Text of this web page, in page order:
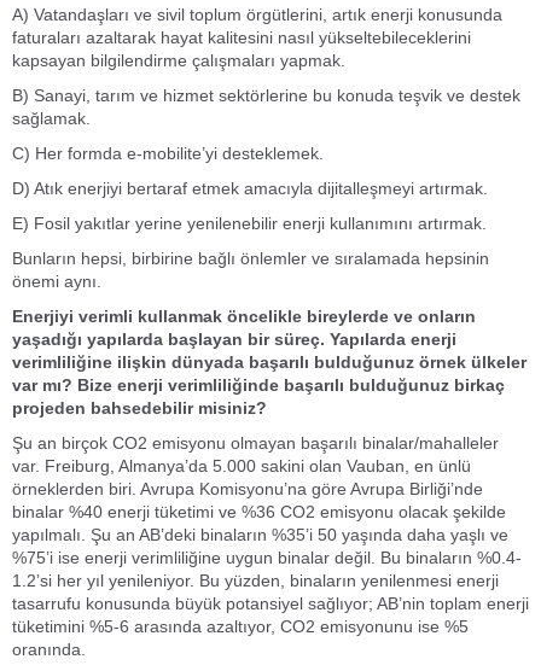
A) Vatandaşları ve sivil toplum örgütlerini, artık enerji konusunda
faturaları azaltarak hayat kalitesini nasıl yükseltebileceklerini
kapsayan bilgilendirme çalışmaları yapmak.
B) Sanayi, tarım ve hizmet sektörlerine bu konuda teşvik ve destek
sağlamak.
C) Her formda e-mobilite’yi desteklemek.
D) Atık enerjiyi bertaraf etmek amacıyla dijitalleşmeyi artırmak.
E) Fosil yakıtlar yerine yenilenebilir enerji kullanımını artırmak.
Bunların hepsi, birbirine bağlı önlemler ve sıralamada hepsinin
önemi aynı.
Enerjiyi verimli kullanmak öncelikle bireylerde ve onların
yaşadığı yapılarda başlayan bir süreç. Yapılarda enerji
verimliliğine ilişkin dünyada başarılı bulduğunuz örnek ülkeler
var mı? Bize enerji verimliliğinde başarılı bulduğunuz birkaç
projeden bahsedebilir misiniz?
Şu an birçok CO2 emisyonu olmayan başarılı binalar/mahalleler
var. Freiburg, Almanya’da 5.000 sakini olan Vauban, en ünlü
örneklerden biri. Avrupa Komisyonu’na göre Avrupa Birliği’nde
binalar %40 enerji tüketimi ve %36 CO2 emisyonu olacak şekilde
yapılmalı. Şu an AB’deki binaların %35’i 50 yaşında daha yaşlı ve
%75’i ise enerji verimliliğine uygun binalar değil. Bu binaların %0.4-
1.2’si her yıl yenileniyor. Bu yüzden, binaların yenilenmesi enerji
tasarrufu konusunda büyük potansiyel sağlıyor; AB’nin toplam enerji
tüketimini %5-6 arasında azaltıyor, CO2 emisyonunu ise %5
oranında.